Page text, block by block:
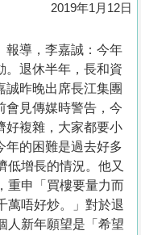
2019年1月12日
報導，李嘉誠：今年
。退休半年，長和資
誠昨晚出席長江集團
會見傳媒時警告，今
好複雜，大家都要小
年的困難是過去好多
低增長的情況。他又
重申「買樓要量力而
萬唔好炒。」對於退
人新年願望是「希望